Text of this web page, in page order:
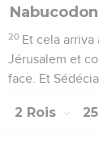
20 Et cela
Jérusalem et
face. Et
2 Rois 25